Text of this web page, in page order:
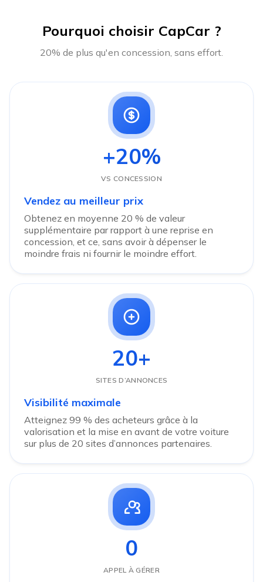
Pourquoi choisir CapCar ?
20% de plus qu'en concession, sans effort.
+20%
VS CONCESSION
Vendez au meilleur prix
Obtenez en moyenne 20 % de valeur
supplémentaire par rapport à une reprise en
concession, et ce, sans avoir à dépenser le
moindre frais ni fournir le moindre effort.
20+
SITES D’ANNONCES
Visibilité maximale
Atteignez 99 % des acheteurs grâce à la
valorisation et la mise en avant de votre voiture
sur plus de 20 sites d’annonces partenaires.
0
APPEL À GÉRER